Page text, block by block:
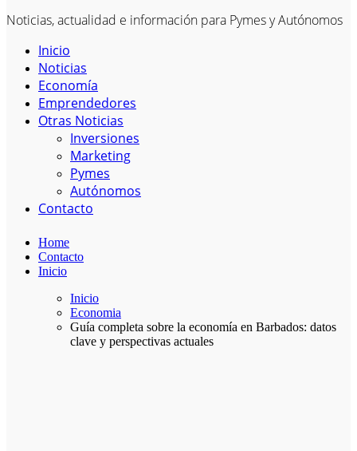
Noticias, actualidad e información para Pymes y Autónomos
Inicio
Noticias
Economía
Emprendedores
Otras Noticias
Inversiones
Marketing
Pymes
Autónomos
Contacto
Home
Contacto
Inicio
Inicio
Economia
Guía completa sobre la economía en Barbados: datos
clave y perspectivas actuales